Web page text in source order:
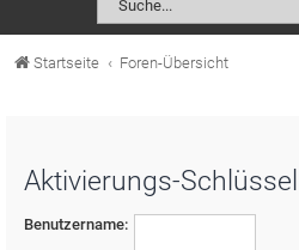
Startseite Foren-Übersicht
Aktivierungs-
Benutzername: